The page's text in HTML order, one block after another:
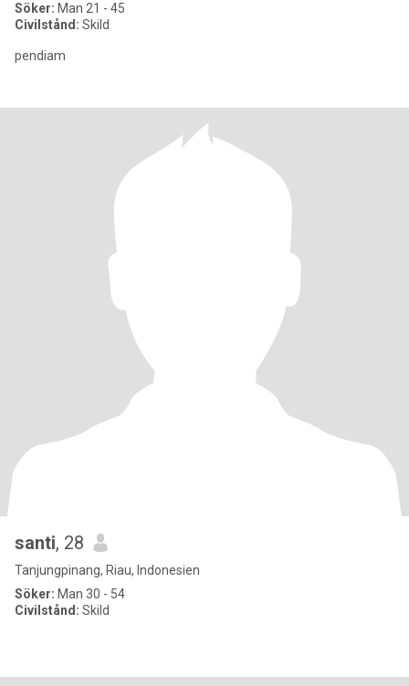
Söker: Man 21 - 45
Civilstånd: Skild
pendiam
santi, 28
Tanjungpinang, Riau, Indonesien
Söker: Man 30 - 54
Civilstånd: Skild